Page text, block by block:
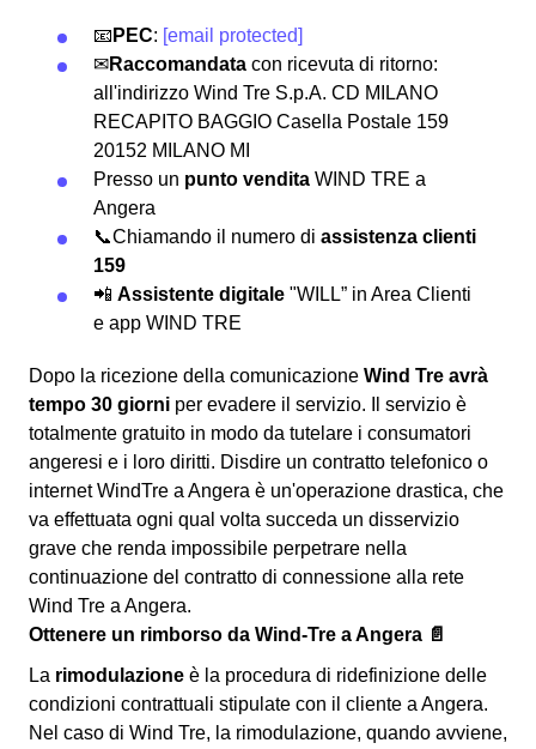
📧 PEC: [email protected]
✉Raccomandata con ricevuta di ritorno:
all'indirizzo Wind Tre S.p.A. CD MILANO
RECAPITO BAGGIO Casella Postale 159
20152 MILANO MI
Presso un punto vendita WIND TRE a
Angera
📞Chiamando il numero di assistenza clienti
159
📲 Assistente digitale "WILL” in Area Clienti
e app WIND TRE
Dopo la ricezione della comunicazione Wind Tre avrà
tempo 30 giorni per evadere il servizio. Il servizio è
totalmente gratuito in modo da tutelare i consumatori
angeresi e i loro diritti. Disdire un contratto telefonico o
internet WindTre a Angera è un'operazione drastica, che
va effettuata ogni qual volta succeda un disservizio
grave che renda impossibile perpetrare nella
continuazione del contratto di connessione alla rete
Wind Tre a Angera.
Ottenere un rimborso da Wind-Tre a Angera 📄
La rimodulazione è la procedura di ridefinizione delle
condizioni contrattuali stipulate con il cliente a Angera.
Nel caso di Wind Tre, la rimodulazione, quando avviene,